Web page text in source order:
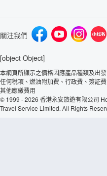
關注我們
[object Object]
本網頁所顯示之價格因應產品種類及出
任何稅項、燃油附加費、行政費、簽証
其他應繳費用
© 1999 - 2026 香港永安旅遊有限公司
Travel Service Limited. All Rights